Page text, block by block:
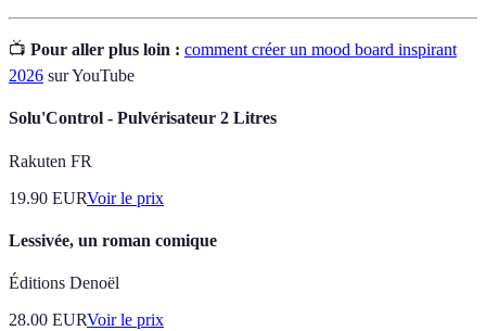
📺 Pour aller plus loin : comment créer un mood board inspirant
2026 sur YouTube
Solu'Control - Pulvérisateur 2 Litres
Rakuten FR
19.90 EURVoir le prix
Lessivée, un roman comique
Éditions Denoël
28.00 EURVoir le prix